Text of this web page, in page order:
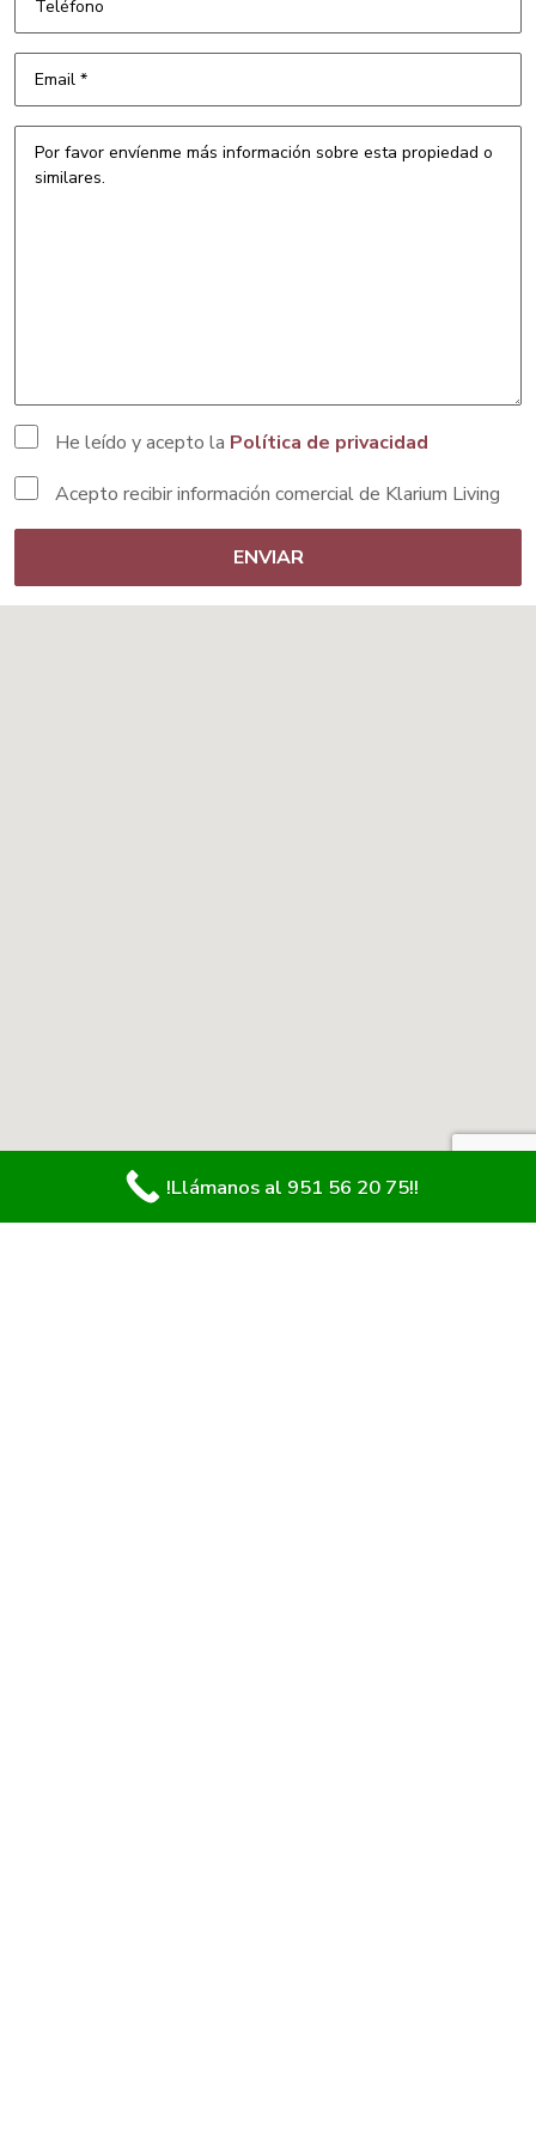
He leído y acepto la Política de privacidad
Acepto recibir información comercial de Klarium Living
!Llámanos al 951 56 20 75!!